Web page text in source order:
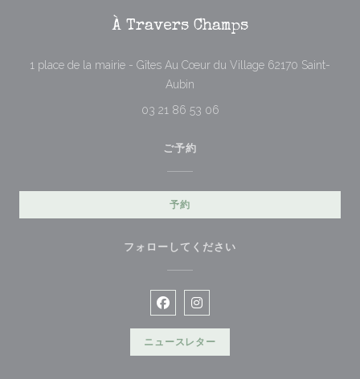
À Travers Champs
1 place de la mairie - Gîtes Au Cœur du Village 62170 Saint-
Aubin
03 21 86 53 06
ご予約
予約
フォローしてください
Facebook ((新しいウィンドウで
Instagram ((新しいウィンド
ニュースレター